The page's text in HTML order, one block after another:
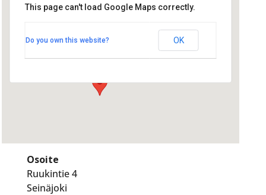
Ruukintie 4 - Seinäjoki
This page can't load Google Maps correctly.
Do you own this website? OK
Osoite
Ruukintie 4
Seinäjoki